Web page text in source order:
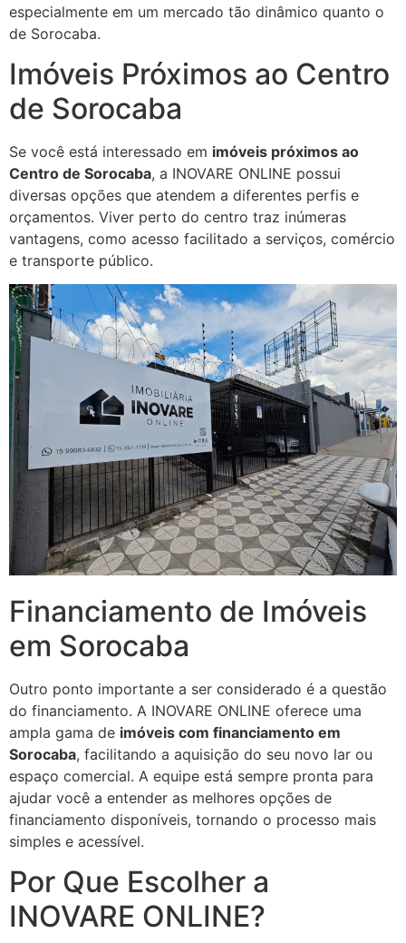
especialmente em um mercado tão dinâmico quanto o
de Sorocaba.
Imóveis Próximos ao Centro
de Sorocaba
Se você está interessado em imóveis próximos ao
Centro de Sorocaba, a INOVARE ONLINE possui
diversas opções que atendem a diferentes perfis e
orçamentos. Viver perto do centro traz inúmeras
vantagens, como acesso facilitado a serviços, comércio
e transporte público.
Financiamento de Imóveis
em Sorocaba
Outro ponto importante a ser considerado é a questão
do financiamento. A INOVARE ONLINE oferece uma
ampla gama de imóveis com financiamento em
Sorocaba, facilitando a aquisição do seu novo lar ou
espaço comercial. A equipe está sempre pronta para
ajudar você a entender as melhores opções de
financiamento disponíveis, tornando o processo mais
simples e acessível.
Por Que Escolher a
INOVARE ONLINE?